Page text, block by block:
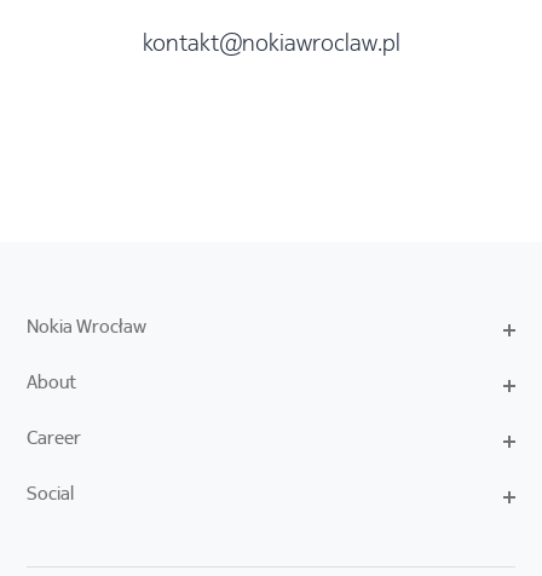
kontakt@nokiawroclaw.pl
Nokia Wrocław
About
Career
Social